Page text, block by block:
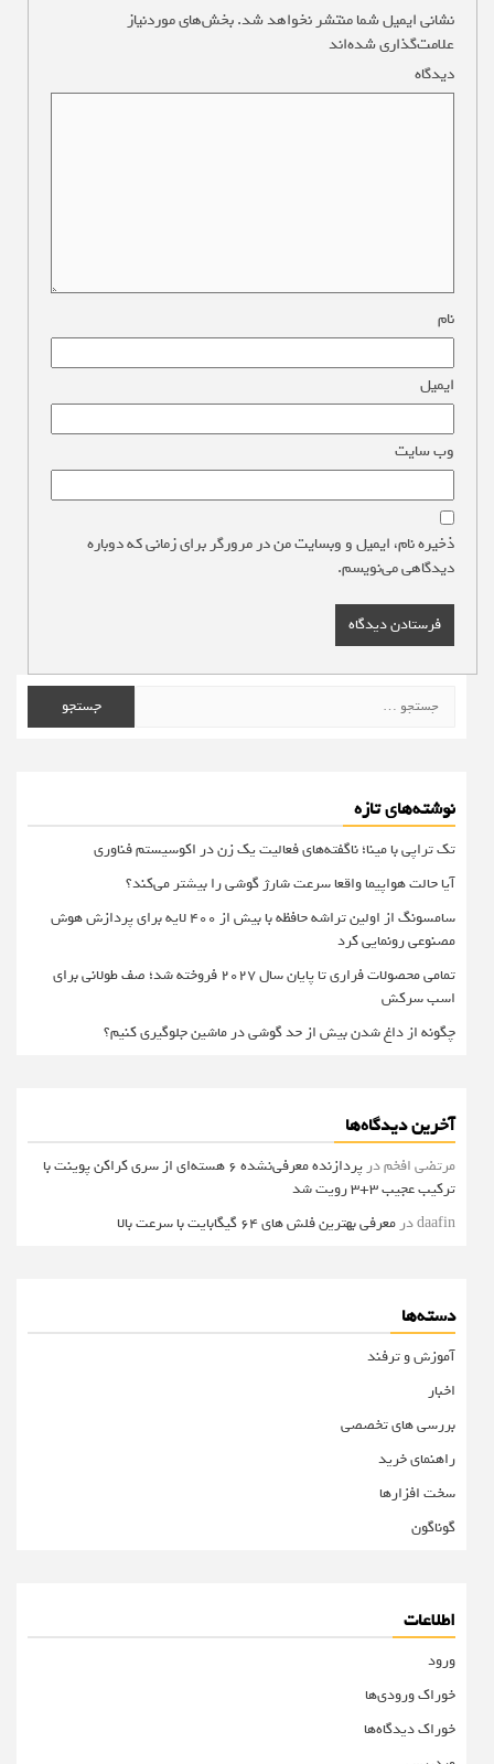
نشانی ایمیل شما منتشر نخواهد شد.بخش‌های موردنیاز
علامت‌گذاری شده‌اند
دیدگاه
نام
ایمیل
وب‌ سایت
ذخیره نام، ایمیل و وبسایت من در مرورگر برای زمانی که دوباره
دیدگاهی می‌نویسم.
برای:
نوشته‌های تازه
تک تراپی با مینا؛ ناگفته‌های فعالیت یک زن در اکوسیستم فناوری
آیا حالت هواپیما واقعا سرعت شارژ گوشی را بیشتر می‌کند؟
سامسونگ از اولین تراشه حافظه با بیش از ۴۰۰ لایه برای پردازش هوش
مصنوعی رونمایی کرد
تمامی محصولات فراری تا پایان سال ۲۰۲۷ فروخته شد؛ صف طولانی برای
اسب سرکش
چگونه از داغ شدن بیش از حد گوشی در ماشین جلوگیری کنیم؟
آخرین دیدگاه‌ها
مرتضی افخمدر
پردازنده معرفی‌نشده 6 هسته‌ای از سری کراکن پوینت با
ترکیب عجیب 3+3 رویت شد
daafinدر معرفی بهترین فلش های 64 گیگابایت با سرعت بالا
دسته‌ها
آموزش و ترفند
اخبار
بررسی های تخصصی
راهنمای خرید
سخت افزارها
گوناگون
اطلاعات
ورود
خوراک ورودی‌ها
خوراک دیدگاه‌ها